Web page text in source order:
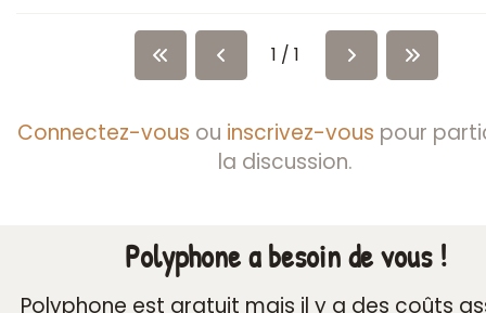
1 / 1
Connectez-vous ou inscrivez-vous pour
la discussion.
Polyphone a besoin de vous !
Polyphone est gratuit mais il y a des coûts